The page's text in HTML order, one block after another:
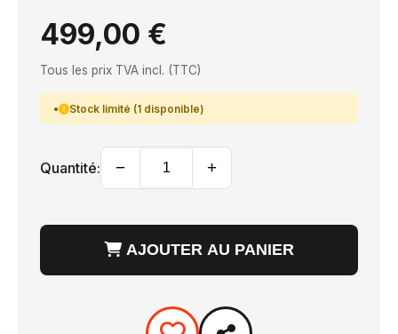
499,00 €
Tous les prix TVA incl. (TTC)
Stock limité (1 disponible)
Quantité: − +
AJOUTER AU PANIER